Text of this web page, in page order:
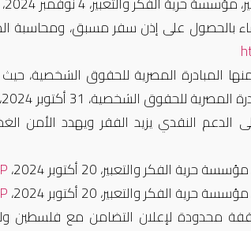
نساء بالحصول على إذن سفر مسبق، ومحاسبة
المصرية للحقوق الشخصية، حيث
للحقوق الشخصية، 31 أكتوبر 2024،
النقدي يزيد الفقر ويهدد الأمن
مؤسسة حرية الفكر والتعبير، 20 أكتوبر 2024،
مؤسسة حرية الفكر والتعبير، 20 أكتوبر 2024،
محدودة لإعلان التضامن مع فلسطين